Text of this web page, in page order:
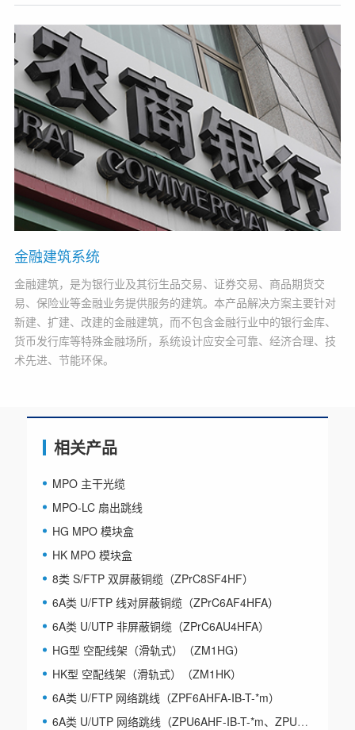
金融建筑系统
金融建筑，是为银行业及其衍生品交易、证券交易、商品期货交
易、保险业等金融业务提供服务的建筑。本产品解决方案主要针对
新建、扩建、改建的金融建筑，而不包含金融行业中的银行金库、
货币发行库等特殊金融场所，系统设计应安全可靠、经济合理、技
术先进、节能环保。
相关产品
MPO 主干光缆
MPO-LC 扇出跳线
HG MPO 模块盒
HK MPO 模块盒
8类 S/FTP 双屏蔽铜缆（ZPrC8SF4HF）
6A类 U/FTP 线对屏蔽铜缆（ZPrC6AF4HFA）
6A类 U/UTP 非屏蔽铜缆（ZPrC6AU4HFA）
HG型 空配线架（滑轨式）（ZM1HG）
HK型 空配线架（滑轨式）（ZM1HK）
6A类 U/FTP 网络跳线（ZPF6AHFA-IB-T-*m）
6A类 U/UTP 网络跳线（ZPU6AHF-IB-T-*m、ZPU6AHFA-W-T-*M）